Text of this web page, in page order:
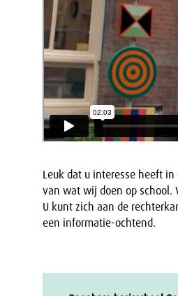
Leuk dat u interesse heeft
van wat wij doen op school.
U kunt zich aan de
een informatie-ochtend.